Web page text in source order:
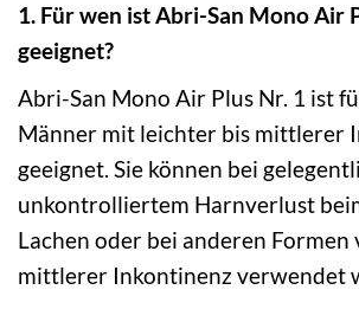
1. Für wen ist Abri-San Mono Air
geeignet?
Abri-San Mono Air Plus Nr. 1 ist
Männer mit leichter bis mittlerer
geeignet. Sie können bei
unkontrolliertem Harnverlust
Lachen oder bei anderen
mittlerer Inkontinenz verwendet